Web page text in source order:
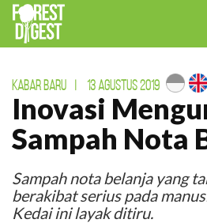
KABAR BARU 13 AGUSTUS 2019
Inovasi
Sampah Nota
Sampah nota belanja yang
berakibat serius pada
Kedai ini layak ditiru.